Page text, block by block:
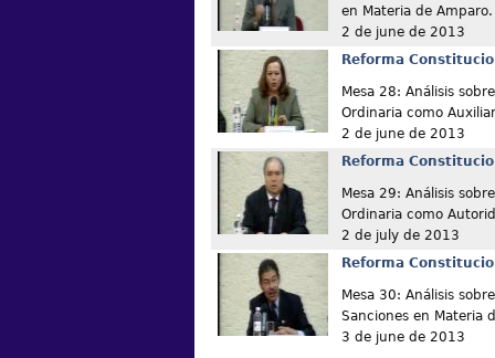
en Materia de Amparo.
2 de june de 2013
Reforma
Mesa 28: Análisis
Ordinaria como
2 de june de 2013
Reforma
Mesa 29: Análisis
Ordinaria como
2 de july de 2013
Reforma
Mesa 30: Análisis
Sanciones en Materia
3 de june de 2013